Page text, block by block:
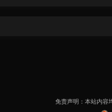
免责声明：本站内容